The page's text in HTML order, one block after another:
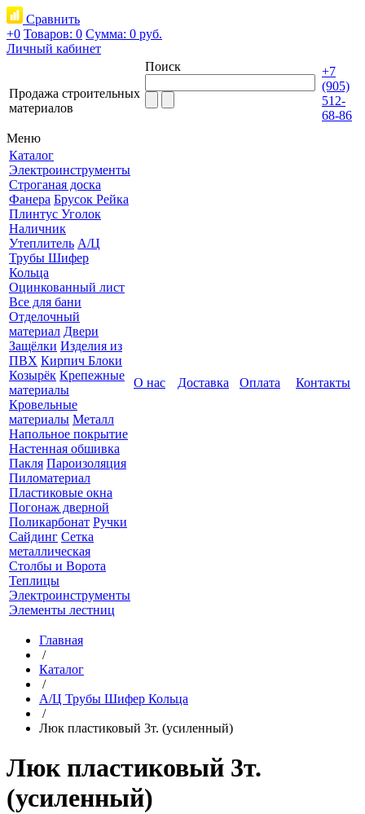
Сравнить
+0 Товаров: 0 Сумма: 0 руб.
Личный кабинет
Продажа строительных
материалов
Поиск
+7
(905)
512-
68-86
Меню
Каталог
Электроинструменты
Строганая доска
Фанера Брусок Рейка
Плинтус Уголок
Наличник
Утеплитель А/Ц
Трубы Шифер
Кольца
Оцинкованный лист
Все для бани
Отделочный
материал Двери
Защёлки Изделия из
ПВХ Кирпич Блоки
Козырёк Крепежные
материалы
Кровельные
материалы Металл
Напольное покрытие
Настенная обшивка
Пакля Пароизоляция
Пиломатериал
Пластиковые окна
Погонаж дверной
Поликарбонат Ручки
Сайдинг Сетка
металлическая
Столбы и Ворота
Теплицы
Электроинструменты
Элементы лестниц
О нас Доставка Оплата Контакты
Главная
/
Каталог
/
А/Ц Трубы Шифер Кольца
/
Люк пластиковый 3т. (усиленный)
Люк пластиковый 3т.
(усиленный)